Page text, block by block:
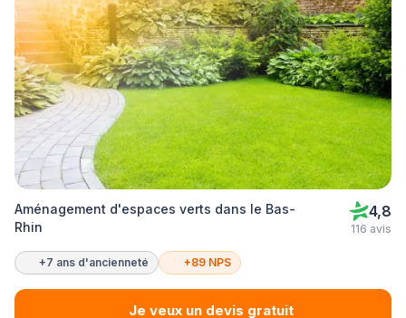
Aménagement d'espaces verts dans le Bas-
Rhin
4,8
116 avis
+7 ans d'ancienneté +89 NPS
Je veux un devis gratuit